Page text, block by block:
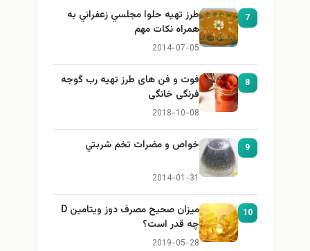
7
طرز تهيه حلوا مجلسي زعفراني به
همراه نكات مهم
2014-07-05
8
فوت و فن های طرز تهیه رب گوجه
فرنگی خانگی
2018-10-08
9 خواص و مضرات تخم شربتي
2014-01-31
10
میزان صحیح مصرف دوز ویتامین D
چه قدر است؟
2019-05-28